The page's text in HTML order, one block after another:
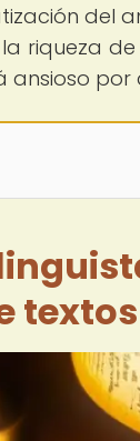
del
riqueza
por